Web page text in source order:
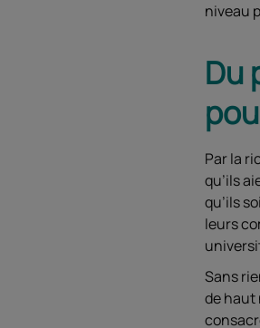
niveau
Du
Par la
qu’ils
qu’ils
leurs
Sans
de haut